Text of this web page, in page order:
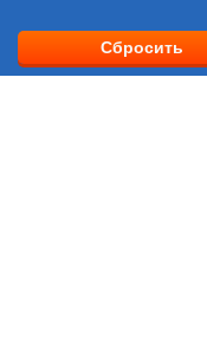
Сбросить